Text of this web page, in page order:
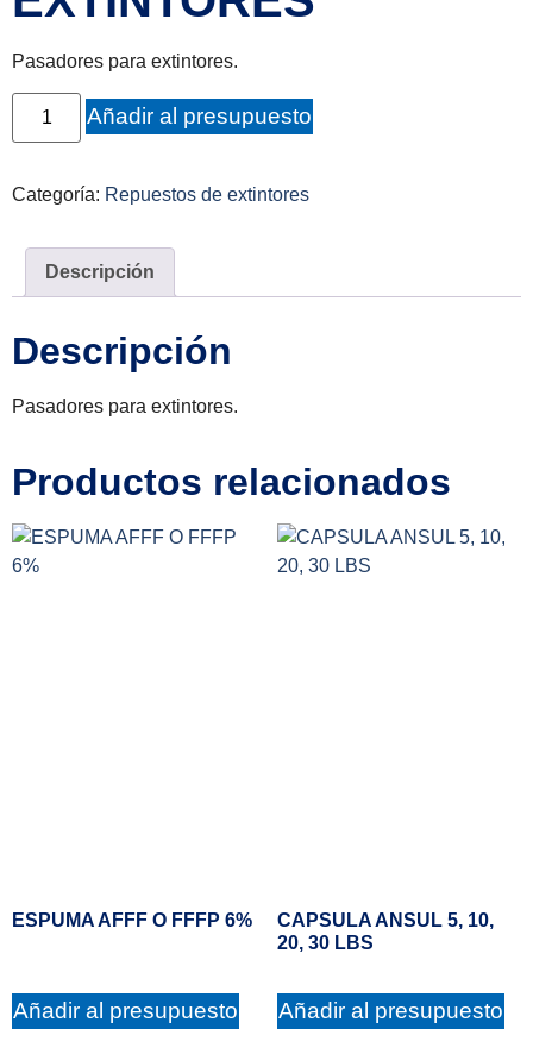
Pasadores para extintores.
Añadir al presupuesto
Categoría: Repuestos de extintores
Descripción
Descripción
Pasadores para extintores.
Productos relacionados
ESPUMA AFFF O FFFP 6%
Añadir al presupuesto
CAPSULA ANSUL 5, 10,
20, 30 LBS
Añadir al presupuesto